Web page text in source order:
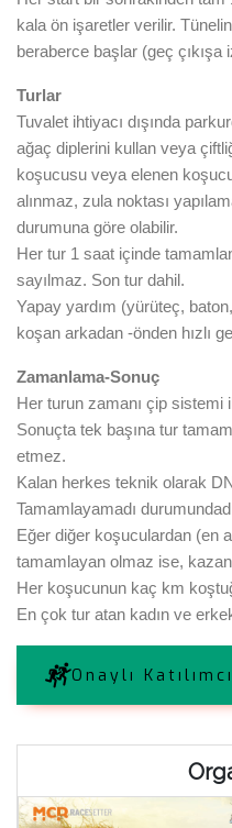
kala ön işaretler verilir.
beraberce başlar (geç çıkışa
Turlar
Tuvalet ihtiyacı dışında
ağaç diplerini kullan veya
koşucusu veya elenen
alınmaz, zula noktası
durumuna göre olabilir.
Her tur 1 saat içinde
sayılmaz. Son tur dahil.
Yapay yardım (yürüteç,
koşan arkadan -önden hızlı
Zamanlama-Sonuç
Her turun zamanı çip sistemi
Sonuçta tek başına tur
etmez.
Kalan herkes teknik olarak
Tamamlayamadı
Eğer diğer koşuculardan (en
tamamlayan olmaz ise,
Her koşucunun kaç km
En çok tur atan kadın ve
Onaylı